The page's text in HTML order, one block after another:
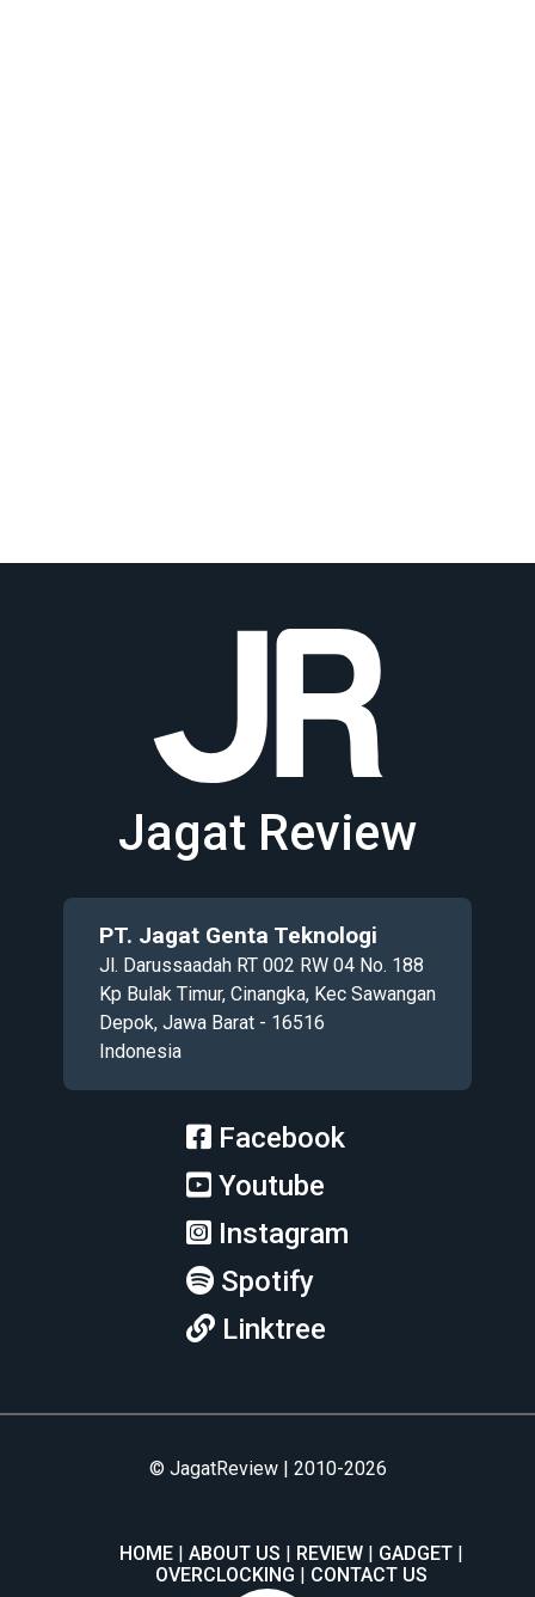
Jagat Review
PT. Jagat Genta Teknologi
Jl. Darussaadah RT 002 RW 04 No. 188
Kp Bulak Timur, Cinangka, Kec Sawangan
Depok, Jawa Barat - 16516
Indonesia
Facebook
Youtube
Instagram
Spotify
Linktree
© JagatReview | 2010-2026
HOME ABOUT US REVIEW
GADGET
OVERCLOCKING
CONTACT US